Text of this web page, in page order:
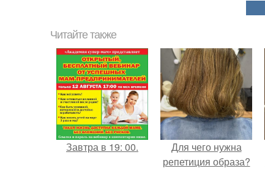
Читайте также
Завтра в 19: 00.
Для чего нужна
репетиция образа?